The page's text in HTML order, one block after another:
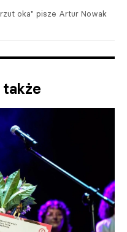
oka" pisze Artur Nowak